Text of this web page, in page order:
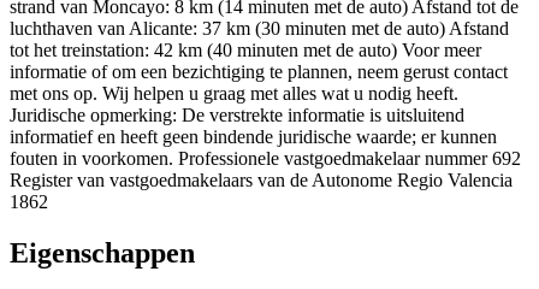
strand van Moncayo: 8 km (14 minuten met de auto) Afstand tot de
luchthaven van Alicante: 37 km (30 minuten met de auto) Afstand
tot het treinstation: 42 km (40 minuten met de auto) Voor meer
informatie of om een bezichtiging te plannen, neem gerust contact
met ons op. Wij helpen u graag met alles wat u nodig heeft.
Juridische opmerking: De verstrekte informatie is uitsluitend
informatief en heeft geen bindende juridische waarde; er kunnen
fouten in voorkomen. Professionele vastgoedmakelaar nummer 692
Register van vastgoedmakelaars van de Autonome Regio Valencia
1862
Eigenschappen